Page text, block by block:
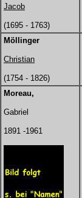
Jacob
(1695 - 1763)
Möllinger
Christian
(1754 - 1826)
Moreau,
Gabriel
1891 -1961